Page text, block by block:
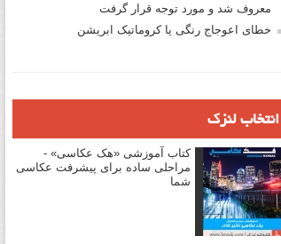
معروف شد و مورد توجه قرار گرفت
خطای اعوجاج رنگی یا کروماتیک ابریشن
انتخاب لنزک
کتاب آموزشی «هک عکاسی» -
مراحلی ساده برای پیشرفت عکاسی
شما